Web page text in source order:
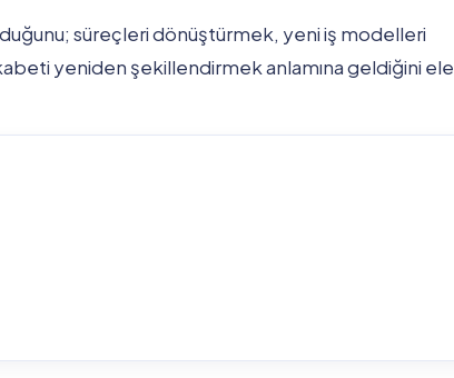
süreçleri dönüştürmek, yeni iş modelleri
yeniden şekillendirmek anlamına geldiğini ele